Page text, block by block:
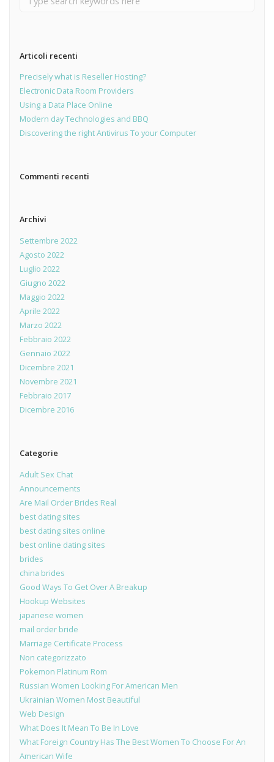
Articoli recenti
Precisely what is Reseller Hosting?
Electronic Data Room Providers
Using a Data Place Online
Modern day Technologies and BBQ
Discovering the right Antivirus To your Computer
Commenti recenti
Archivi
Settembre 2022
Agosto 2022
Luglio 2022
Giugno 2022
Maggio 2022
Aprile 2022
Marzo 2022
Febbraio 2022
Gennaio 2022
Dicembre 2021
Novembre 2021
Febbraio 2017
Dicembre 2016
Categorie
Adult Sex Chat
Announcements
Are Mail Order Brides Real
best dating sites
best dating sites online
best online dating sites
brides
china brides
Good Ways To Get Over A Breakup
Hookup Websites
japanese women
mail order bride
Marriage Certificate Process
Non categorizzato
Pokemon Platinum Rom
Russian Women Looking For American Men
Ukrainian Women Most Beautiful
Web Design
What Does It Mean To Be In Love
What Foreign Country Has The Best Women To Choose For An
American Wife